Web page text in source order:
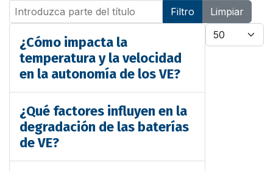
Introduzca parte del título Filtro
Limpiar
Cantidad
¿Cómo impacta la
temperatura y la velocidad
en la autonomía de los VE?
¿Qué factores influyen en la
degradación de las baterías
de VE?